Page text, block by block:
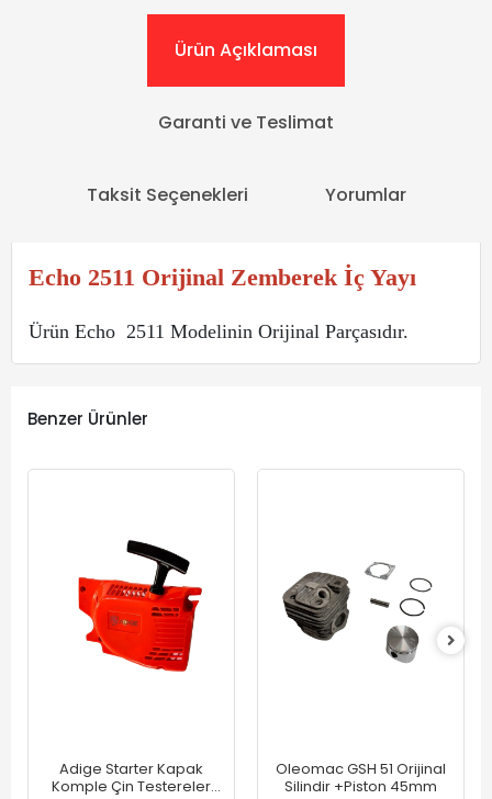
Ürün Açıklaması
Garanti ve Teslimat
Taksit Seçenekleri Yorumlar
Echo 2511 Orijinal Zemberek İç Yayı
Ürün Echo 2511 Modelinin Orijinal Parçasıdır.
Benzer Ürünler
Adige Starter Kapak
Komple Çin Testereler
Oleomac GSH 51 Orijinal
Silindir +Piston 45mm